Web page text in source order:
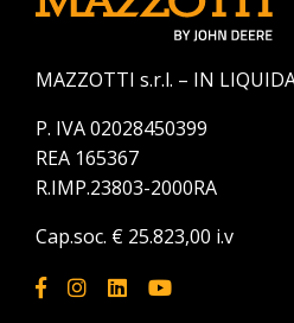
MAZZOTTI s.r.l. – IN
P. IVA 02028450399
REA 165367
R.IMP.23803-2000RA
Cap.soc. € 25.823,00 i.v